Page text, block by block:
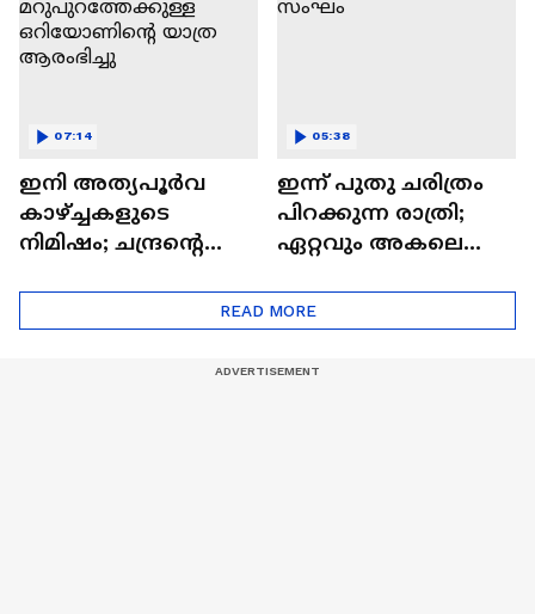
ഇനി അത്യപൂര്‍വ
കാഴ്ച്ചകളുടെ
നിമിഷം; ചന്ദ്രന്റെ
ഒറിയോണിന്റെ യാത്ര
ആരംഭിച്ചു
07:14
ഇന്ന് പുതു ചരിത്രം
പിറക്കുന്ന രാത്രി;
ഏറ്റവും അകലെ
05:38
READ MORE